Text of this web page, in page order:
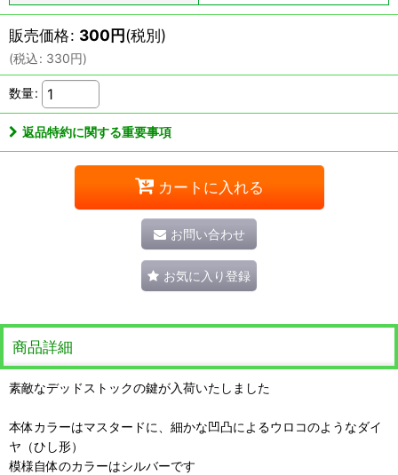
販売価格: 300円(税別)
(税込: 330円)
数量:
返品特約に関する重要事項
カートに入れる
お問い合わせ
お気に入り登録
商品詳細
素敵なデッドストックの鍵が入荷いたしました
本体カラーはマスタードに、細かな凹凸によるウロコのようなダイ
ヤ（ひし形）
模様自体のカラーはシルバーです